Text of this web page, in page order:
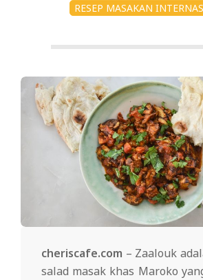
RESEP MASAKAN
cheriscafe.com – Zaalouk
salad masak khas Maroko